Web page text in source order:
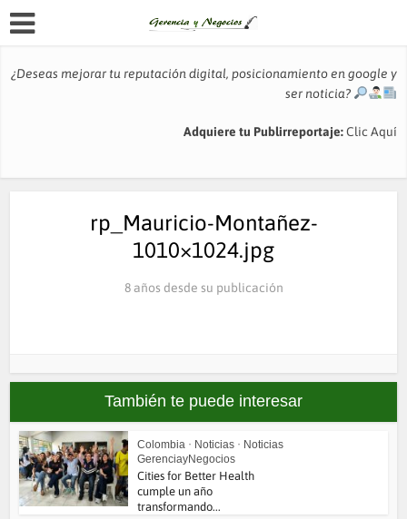
¿Deseas mejorar tu reputación digital, posicionamiento en google y
ser noticia?
Adquiere tu Publirreportaje:Clic Aquí
rp_Mauricio-Montañez-
1010×1024.jpg
8 años desde su publicación
También te puede interesar
Colombia • Noticias • Noticias
GerenciayNegocios
Cities for Better Health
cumple un año
transformando...